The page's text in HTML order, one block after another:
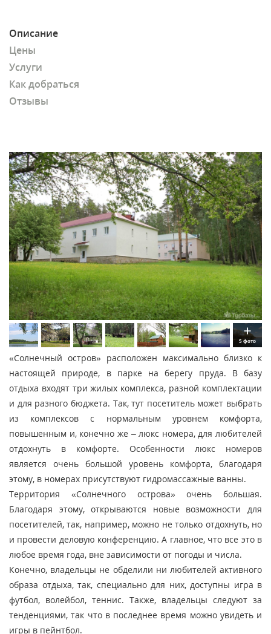
Описание
Цены
Услуги
Как добраться
Отзывы
5 фото
«Солнечный остров» расположен максимально близко к
настоящей природе, в парке на берегу пруда. В базу
отдыха входят три жилых комплекса, разной комплектации
и для разного бюджета. Так, тут посетитель может выбрать
из комплексов с нормальным уровнем комфорта,
повышенным и, конечно же – люкс номера, для любителей
отдохнуть в комфорте. Особенности люкс номеров
является очень большой уровень комфорта, благодаря
этому, в номерах присутствуют гидромассажные ванны.
Территория «Солнечного острова» очень большая.
Благодаря этому, открываются новые возможности для
посетителей, так, например, можно не только отдохнуть, но
и провести деловую конференцию. А главное, что все это в
любое время года, вне зависимости от погоды и числа.
Конечно, владельцы не обделили ни любителей активного
образа отдыха, так, специально для них, доступны игра в
футбол, волейбол, теннис. Также, владельцы следуют за
тенденциями, так что в последнее время можно увидеть и
игры в пейнтбол.